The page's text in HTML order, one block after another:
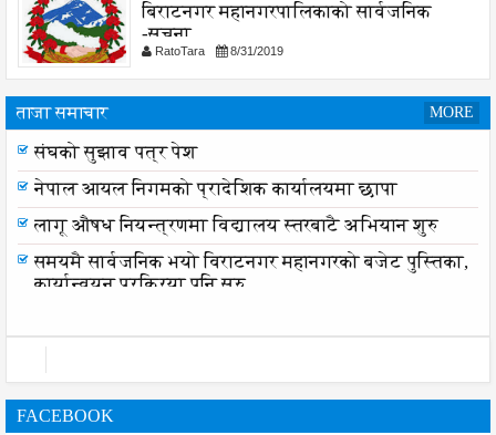
बिराटनगर महानगरपालिकाको सार्वजनिक
-सुचना
RatoTara 8/31/2019
ताजा समाचार MORE
संघको सुझाव पत्र पेश
संघको सुझाव पत्र पेश
नेपाल आयल निगमको प्रादेशिक कार्यालयमा छापा
लागू औषध नियन्त्रणमा विद्यालय स्तरबाटै अभियान शुरु
समयमै सार्वजनिक भयो विराटनगर महानगरको बजेट पुस्तिका,
कार्यान्वयन प्रक्रिया पनि सुरु
FACEBOOK